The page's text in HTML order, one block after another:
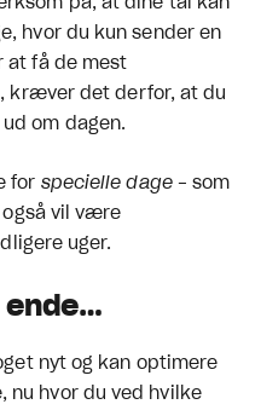
på, at dine tal kan
hvor du kun sender en
at få de mest
kræver det derfor, at du
om dagen.
for specielle dage- som
også vil være
uger.
ende…
nyt og kan optimere
nu hvor du ved hvilke